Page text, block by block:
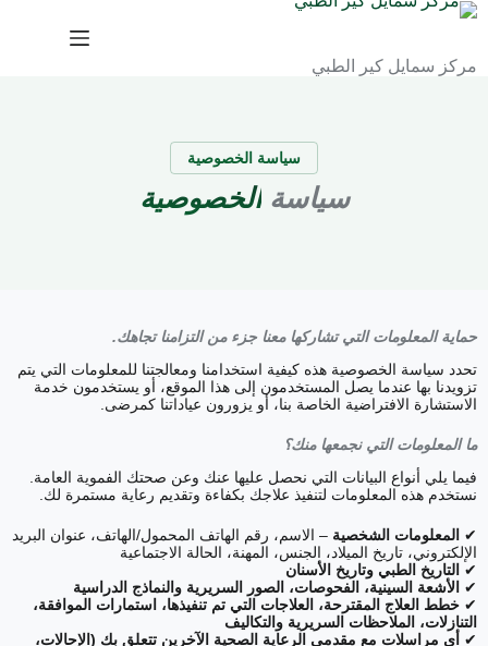
مركز سمايل كير الطبي
سياسة الخصوصية
سياسةالخصوصية
حماية المعلومات التي تشاركها معنا جزء من التزامنا تجاهك.
تحدد سياسة الخصوصية هذه كيفية استخدامنا ومعالجتنا للمعلومات التي يتم
تزويدنا بها عندما يصل المستخدمون إلى هذا الموقع، أو يستخدمون خدمة
الاستشارة الافتراضية الخاصة بنا، أو يزورون عياداتنا كمرضى.
ما المعلومات التي نجمعها منك؟
فيما يلي أنواع البيانات التي نحصل عليها عنك وعن صحتك الفموية العامة.
نستخدم هذه المعلومات لتنفيذ علاجك بكفاءة وتقديم رعاية مستمرة لك.
✔ المعلومات الشخصية – الاسم، رقم الهاتف المحمول/الهاتف، عنوان البريد
الإلكتروني، تاريخ الميلاد، الجنس، المهنة، الحالة الاجتماعية
✔ التاريخ الطبي وتاريخ الأسنان
✔ الأشعة السينية، الفحوصات، الصور السريرية والنماذج الدراسية
✔ خطط العلاج المقترحة، العلاجات التي تم تنفيذها، استمارات الموافقة،
التنازلات، الملاحظات السريرية والتكاليف
✔ أي مراسلات مع مقدمي الرعاية الصحية الآخرين تتعلق بك (الإحالات،